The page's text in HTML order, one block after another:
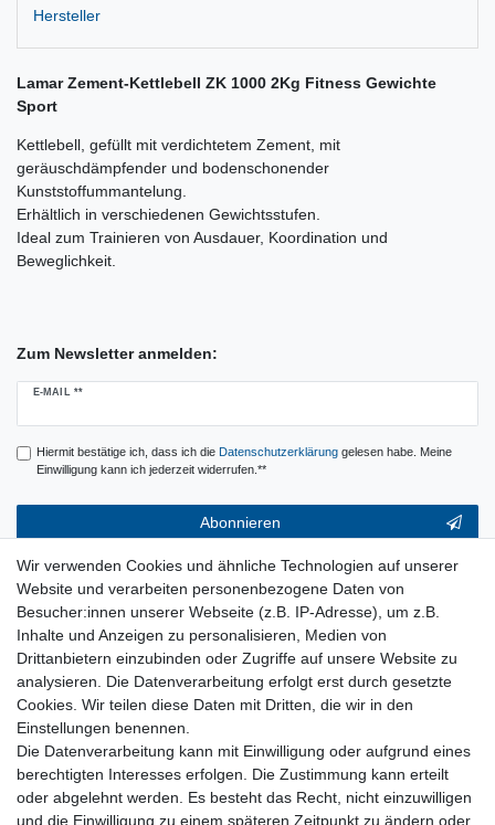
Hersteller
Lamar Zement-Kettlebell ZK 1000 2Kg Fitness Gewichte
Sport
Kettlebell, gefüllt mit verdichtetem Zement, mit
geräuschdämpfender und bodenschonender
Kunststoffummantelung.
Erhältlich in verschiedenen Gewichtsstufen.
Ideal zum Trainieren von Ausdauer, Koordination und
Beweglichkeit.
Zum Newsletter anmelden:
E-MAIL **
Newsletter
Hiermit bestätige ich, dass ich die Daten­schutz­erklärunggelesen habe. Meine
Einwilligung kann ich jederzeit widerrufen.**
Abonnieren
** Hierbei handelt es sich um ein Pflichtfeld.
Service & Hilfe
Kontakt
Warenkorb
Zur Kasse
Nützliches
Newsletter abmelden
Widerrufsformular
Vertrag Widerrufen
Wir verwenden Cookies und ähnliche Technologien auf unserer
Website und verarbeiten personenbezogene Daten von
Besucher:innen unserer Webseite (z.B. IP-Adresse), um z.B.
Inhalte und Anzeigen zu personalisieren, Medien von
Drittanbietern einzubinden oder Zugriffe auf unsere Website zu
analysieren. Die Datenverarbeitung erfolgt erst durch gesetzte
Cookies. Wir teilen diese Daten mit Dritten, die wir in den
Einstellungen benennen.
Die Datenverarbeitung kann mit Einwilligung oder aufgrund eines
berechtigten Interesses erfolgen. Die Zustimmung kann erteilt
oder abgelehnt werden. Es besteht das Recht, nicht einzuwilligen
und die Einwilligung zu einem späteren Zeitpunkt zu ändern oder